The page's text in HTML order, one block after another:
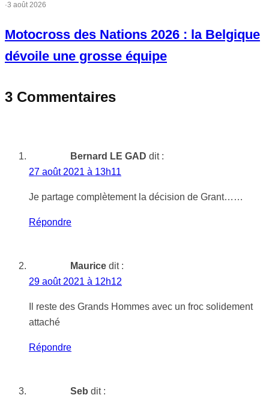
·3 août 2026
Motocross des Nations 2026 : la Belgique
dévoile une grosse équipe
3 Commentaires
Bernard LE GAD dit :
27 août 2021 à 13h11
Je partage complètement la décision de Grant……
Répondre
Maurice dit :
29 août 2021 à 12h12
Il reste des Grands Hommes avec un froc solidement
attaché
Répondre
Seb dit :